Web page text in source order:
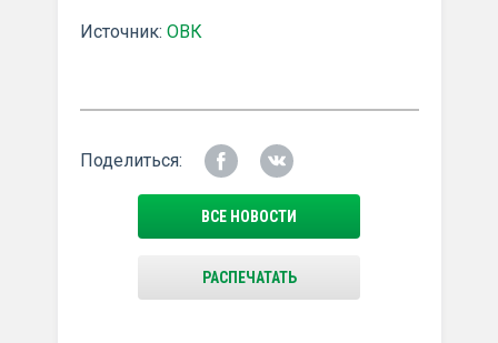
Источник: ОВК
Поделиться:
ВСЕ НОВОСТИ
РАСПЕЧАТАТЬ